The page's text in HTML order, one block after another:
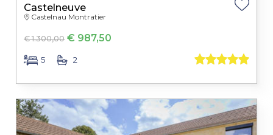
Castelneuve
Castelnau Montratier
€ 1.300,00 € 987,50
5 2